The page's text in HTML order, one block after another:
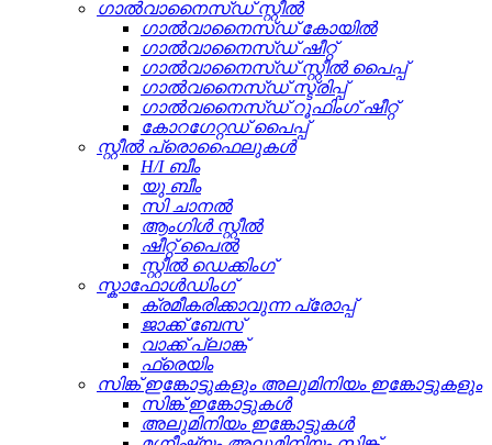
ഗാൽവാനൈസ്ഡ് സ്റ്റീൽ
ഗാൽവാനൈസ്ഡ് കോയിൽ
ഗാൽവാനൈസ്ഡ് ഷീറ്റ്
ഗാൽവാനൈസ്ഡ് സ്റ്റീൽ പൈപ്പ്
ഗാൽവനൈസ്ഡ് സ്ട്രിപ്പ്
ഗാൽവനൈസ്ഡ് റൂഫിംഗ് ഷീറ്റ്
കോറഗേറ്റഡ് പൈപ്പ്
സ്റ്റീൽ പ്രൊഫൈലുകൾ
H/I ബീം
യു ബീം
സി ചാനൽ
ആംഗിൾ സ്റ്റീൽ
ഷീറ്റ് പൈൽ
സ്റ്റീൽ ഡെക്കിംഗ്
സ്കാഫോൾഡിംഗ്
ക്രമീകരിക്കാവുന്ന പ്രോപ്പ്
ജാക്ക് ബേസ്
വാക്ക് പ്ലാങ്ക്
ഫ്രെയിം
സിങ്ക് ഇങ്കോട്ടുകളും അലുമിനിയം ഇങ്കോട്ടുകളും
സിങ്ക് ഇങ്കോട്ടുകൾ
അലുമിനിയം ഇങ്കോട്ടുകൾ